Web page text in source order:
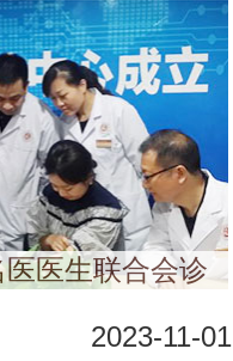
医医生联合会诊
2023-11-01